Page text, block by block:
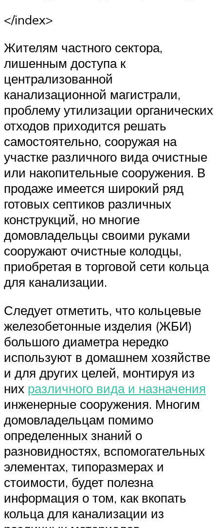
</index>
Жителям частного сектора,
лишенным доступа к
централизованной
канализационной магистрали,
проблему утилизации органических
отходов приходится решать
самостоятельно, сооружая на
участке различного вида очистные
или накопительные сооружения. В
продаже имеется широкий ряд
готовых септиков различных
конструкций, но многие
домовладельцы своими руками
сооружают очистные колодцы,
приобретая в торговой сети кольца
для канализации.
Следует отметить, что кольцевые
железобетонные изделия (ЖБИ)
большого диаметра нередко
используют в домашнем хозяйстве
и для других целей, монтируя из
них различного вида и назначения
инженерные сооружения. Многим
домовладельцам помимо
определенных знаний о
разновидностях, вспомогательных
элементах, типоразмерах и
стоимости, будет полезна
информация о том, как вкопать
кольца для канализации из